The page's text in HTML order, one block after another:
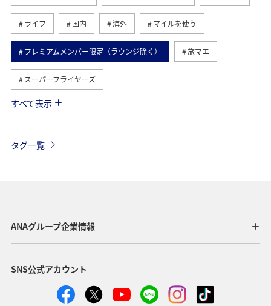
ライフ 国内 海外 マイルを使う
プレミアムメンバー限定（ラウンジ除く） 旅マエ
スーパーフライヤーズ
旅ナカ
すべて表示
タグ一覧
ANAグループ企業情報
SNS公式アカウント